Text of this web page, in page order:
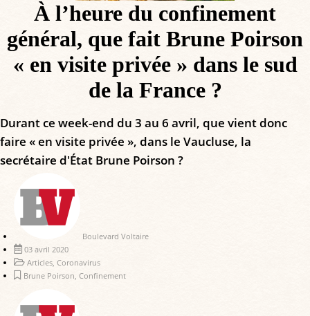
À l’heure du confinement
général, que fait Brune Poirson
« en visite privée » dans le sud
de la France ?
Durant ce week-end du 3 au 6 avril, que vient donc
faire « en visite privée », dans le Vaucluse, la
secrétaire d'État Brune Poirson ?
Boulevard Voltaire
03 avril 2020
Articles, Coronavirus
Brune Poirson, Confinement